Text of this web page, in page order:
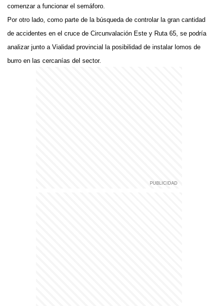
comenzar a funcionar el semáforo.
Por otro lado, como parte de la búsqueda de controlar la gran cantidad
de accidentes en el cruce de Circunvalación Este y Ruta 65, se podría
analizar junto a Vialidad provincial la posibilidad de instalar lomos de
burro en las cercanías del sector.